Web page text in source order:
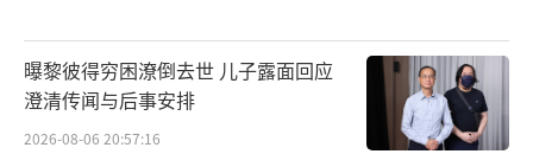
曝黎彼得穷困潦倒去世 儿子露面回应
澄清传闻与后事安排
2026-08-06 20:57:16